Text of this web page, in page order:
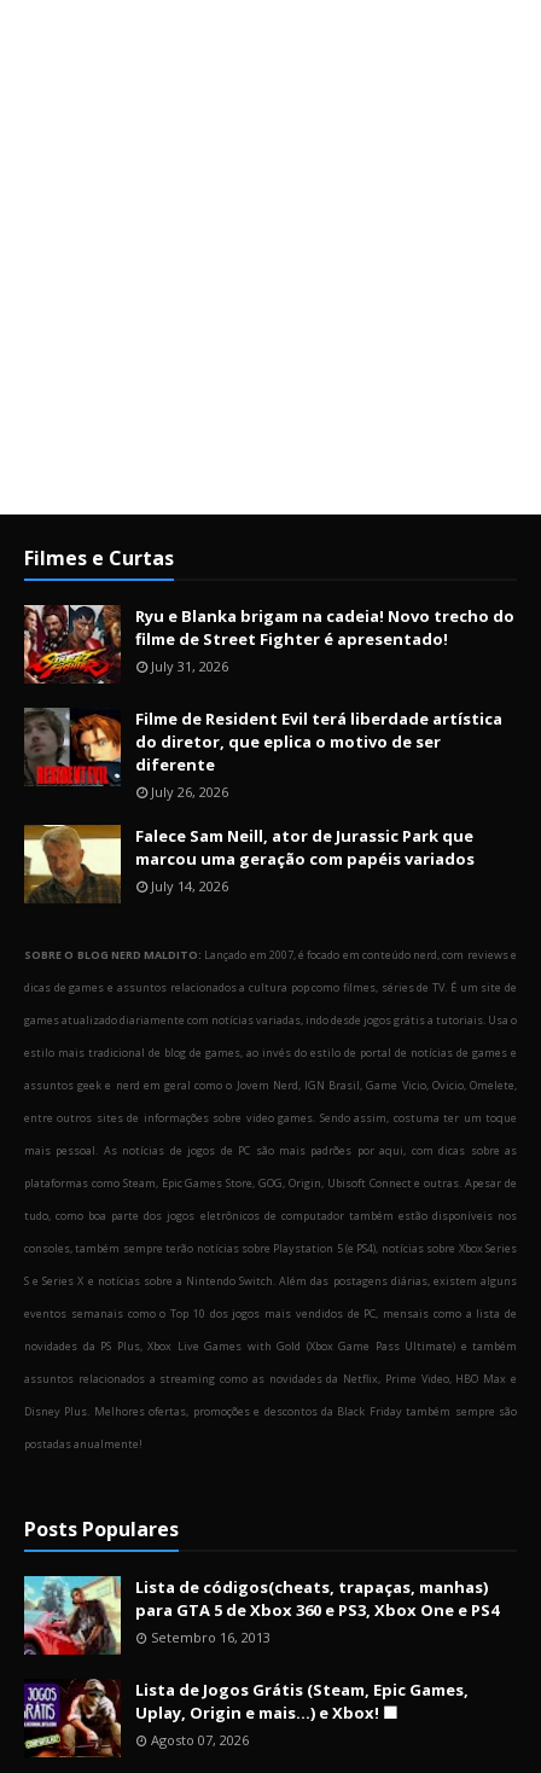
Filmes e Curtas
Ryu e Blanka brigam na cadeia! Novo trecho do
filme de Street Fighter é apresentado!
July 31, 2026
Filme de Resident Evil terá liberdade artística
do diretor, que eplica o motivo de ser
diferente
July 26, 2026
Falece Sam Neill, ator de Jurassic Park que
marcou uma geração com papéis variados
July 14, 2026
SOBRE O BLOG NERD MALDITO: Lançado em 2007, é focado em conteúdo nerd, com reviews e
dicas de games e assuntos relacionados a cultura pop como filmes, séries de TV. É um site de
games atualizado diariamente com notícias variadas, indo desde jogos grátis a tutoriais. Usa o
estilo mais tradicional de blog de games, ao invés do estilo de portal de notícias de games e
assuntos geek e nerd em geral como o Jovem Nerd, IGN Brasil, Game Vicio, Ovicio, Omelete,
entre outros sites de informações sobre video games. Sendo assim, costuma ter um toque
mais pessoal. As notícias de jogos de PC são mais padrões por aqui, com dicas sobre as
plataformas como Steam, Epic Games Store, GOG, Origin, Ubisoft Connect e outras. Apesar de
tudo, como boa parte dos jogos eletrônicos de computador também estão disponíveis nos
consoles, também sempre terão notícias sobre Playstation 5 (e PS4), notícias sobre Xbox Series
S e Series X e notícias sobre a Nintendo Switch. Além das postagens diárias, existem alguns
eventos semanais como o Top 10 dos jogos mais vendidos de PC, mensais como a lista de
novidades da PS Plus, Xbox Live Games with Gold (Xbox Game Pass Ultimate) e também
assuntos relacionados a streaming como as novidades da Netflix, Prime Video, HBO Max e
Disney Plus. Melhores ofertas, promoções e descontos da Black Friday também sempre são
postadas anualmente!
Posts Populares
Lista de códigos(cheats, trapaças, manhas)
para GTA 5 de Xbox 360 e PS3, Xbox One e PS4
Setembro 16, 2013
Lista de Jogos Grátis (Steam, Epic Games,
Uplay, Origin e mais...) e Xbox! 🟩
Agosto 07, 2026